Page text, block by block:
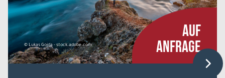
Kilts, Whisky und Flair
Mixed Unterkünfte Einzelzimmer
Belegung: 1
P.P. AB1.732 €
© Lukas Gojda - stock.adobe.com
AUF
ANFRAGE